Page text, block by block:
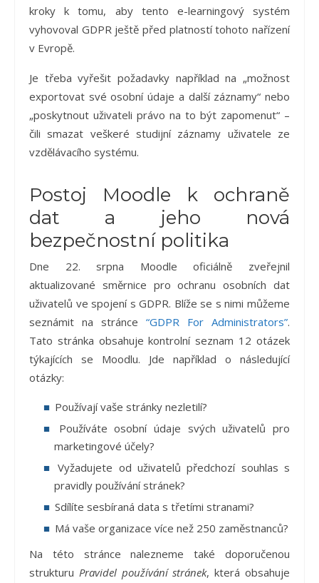
kroky k tomu, aby tento e-learningový systém
vyhovoval GDPR ještě před platností tohoto nařízení
v Evropě.
Je třeba vyřešit požadavky například na „možnost
exportovat své osobní údaje a další záznamy“ nebo
„poskytnout uživateli právo na to být zapomenut“ –
čili smazat veškeré studijní záznamy uživatele ze
vzdělávacího systému.
Postoj Moodle k ochraně
dat a jeho nová
bezpečnostní politika
Dne 22. srpna Moodle oficiálně zveřejnil
aktualizované směrnice pro ochranu osobních dat
uživatelů ve spojení s GDPR. Blíže se s nimi můžeme
seznámit na stránce “GDPR For Administrators”.
Tato stránka obsahuje kontrolní seznam 12 otázek
týkajících se Moodlu. Jde například o následující
otázky:
Používají vaše stránky nezletilí?
Používáte osobní údaje svých uživatelů pro
marketingové účely?
Vyžadujete od uživatelů předchozí souhlas s
pravidly používání stránek?
Sdílíte sesbíraná data s třetími stranami?
Má vaše organizace více než 250 zaměstnanců?
Na této stránce nalezneme také doporučenou
strukturu Pravidel používání stránek, která obsahuje